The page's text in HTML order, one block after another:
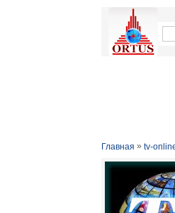
Главная » tv-